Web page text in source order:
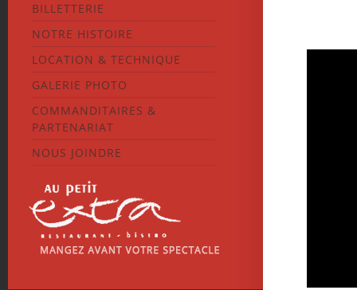
BILLETTERIE
NOTRE HISTOIRE
LOCATION & TECHNIQUE
GALERIE PHOTO
COMMANDITAIRES &
PARTENARIAT
NOUS JOINDRE